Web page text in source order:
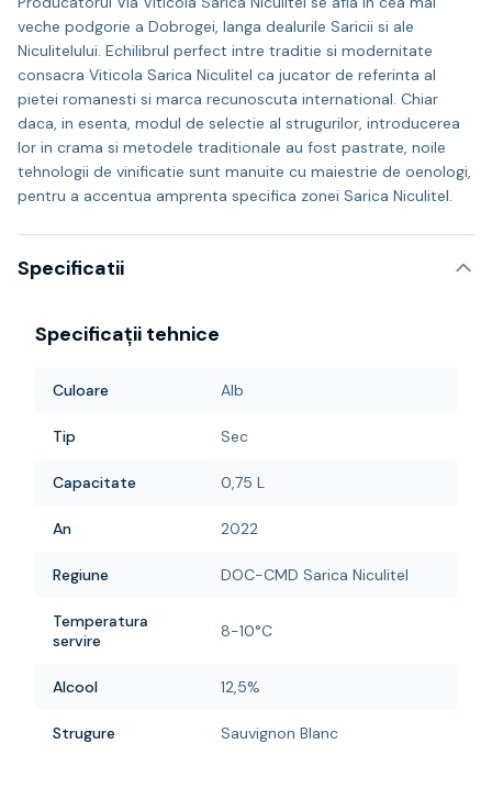
veche podgorie a Dobrogei, langa dealurile Saricii si ale
Niculitelului. Echilibrul perfect intre traditie si modernitate
consacra Viticola Sarica Niculitel ca jucator de referinta al
pietei romanesti si marca recunoscuta international. Chiar
daca, in esenta, modul de selectie al strugurilor, introducerea
lor in crama si metodele traditionale au fost pastrate, noile
tehnologii de vinificatie sunt manuite cu maiestrie de oenologi,
pentru a accentua amprenta specifica zonei Sarica Niculitel.
Specificatii
Specificații tehnice
Culoare Alb
Tip Sec
Capacitate 0,75 L
An 2022
Regiune DOC-CMD Sarica Niculitel
Temperatura
servire
8-10°C
Alcool 12,5%
Strugure Sauvignon Blanc